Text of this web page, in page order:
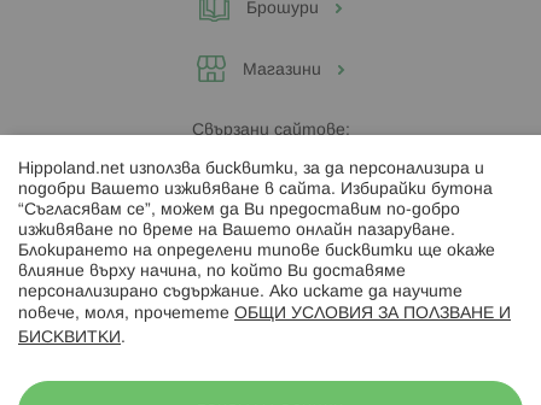
Брошури
Магазини
Свързани сайтове:
Hippoland.ro
Последвайте ни:
Hippoland.net използва бисквитки, за да персонализира и
подобри Вашето изживяване в сайта. Избирайки бутона
“Съгласявам се”, можем да Ви предоставим по-добро
изживяване по време на Вашето онлайн пазаруване.
Блокирането на определени типове бисквитки ще окаже
влияние върху начина, по който Ви доставяме
персонализирано съдържание. Ако искате да научите
повече, моля, прочетете ОБЩИ УСЛОВИЯ ЗА ПОЛЗВАНЕ И
БИСКВИТКИ .